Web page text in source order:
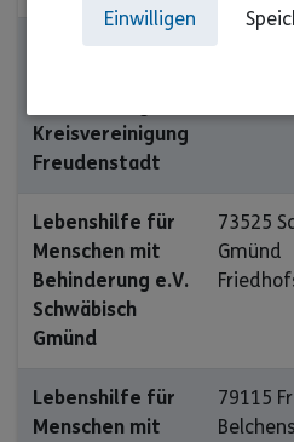
Lebenshilfe für
Kreisvereinigung
Freudenstadt
Lebenshilfe für
Menschen mit
Behinderung e.V.
Schwäbisch
Gmünd
73525
Gmünd
Lebenshilfe für
Menschen mit
79115
Einwilligen